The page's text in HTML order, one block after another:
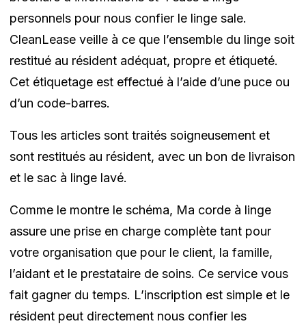
personnels pour nous confier le linge sale.
CleanLease veille à ce que l’ensemble du linge soit
restitué au résident adéquat, propre et étiqueté.
Cet étiquetage est effectué à l’aide d’une puce ou
d’un code-barres.
Tous les articles sont traités soigneusement et
sont restitués au résident, avec un bon de livraison
et le sac à linge lavé.
Comme le montre le schéma, Ma corde à linge
assure une prise en charge complète tant pour
votre organisation que pour le client, la famille,
l’aidant et le prestataire de soins. Ce service vous
fait gagner du temps. L’inscription est simple et le
résident peut directement nous confier les